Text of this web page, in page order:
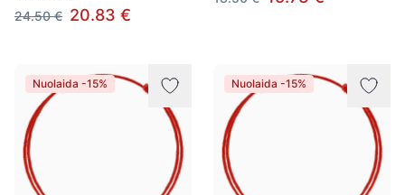
24.50 € 20.83 €
Nuolaida -15% Nuolaida -15%